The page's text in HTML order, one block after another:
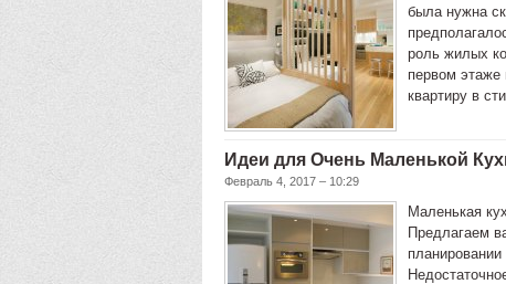
была нужна
роль жилых
первом этаже
квартиру в
Идеи для Очень Маленькой
Февраль 4, 2017 – 10:29
Маленькая
Предлагаем